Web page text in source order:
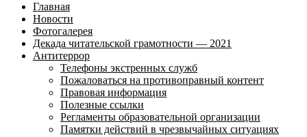
Главная
Новости
Фотогалерея
Декада читательской грамотности — 2021
Антитеррор
Телефоны экстренных служб
Пожаловаться на противоправный контент
Правовая информация
Полезные ссылки
Регламенты образовательной организации
Памятки действий в чрезвычайных ситуациях